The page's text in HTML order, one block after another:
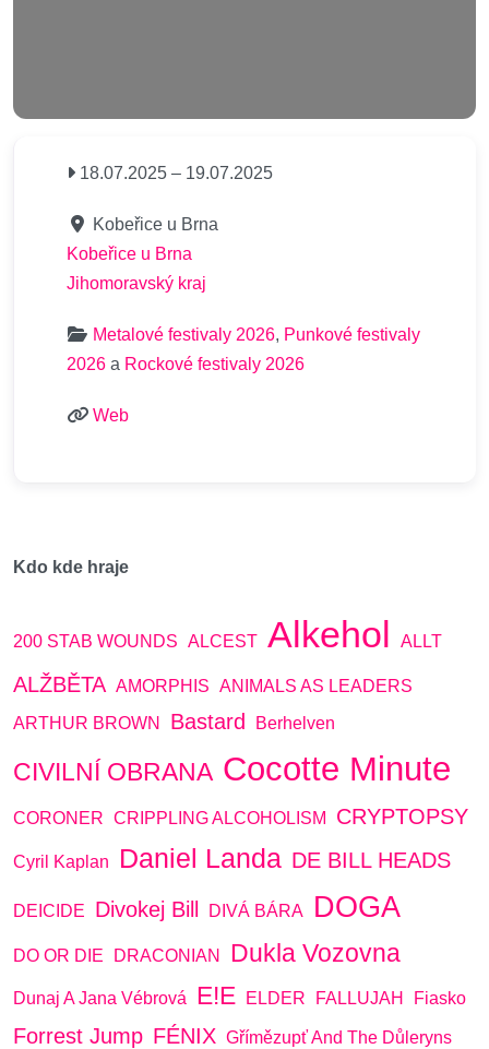
18.07.2025 – 19.07.2025
Kobeřice u Brna
Kobeřice u Brna
Jihomoravský kraj
Metalové festivaly 2026, Punkové festivaly
2026 a Rockové festivaly 2026
Web
Kdo kde hraje
200 STAB WOUNDS ALCEST Alkehol ALLT
ALŽBĚTA AMORPHIS ANIMALS AS LEADERS
ARTHUR BROWN
Bastard Berhelven
CIVILNÍ OBRANA Cocotte Minute
CORONER CRIPPLING ALCOHOLISM CRYPTOPSY
Cyril Kaplan Daniel Landa DE BILL HEADS
DEICIDE Divokej Bill DIVÁ BÁRA DOGA
DO OR DIE DRACONIAN Dukla Vozovna
Dunaj A Jana Vébrová E!E ELDER FALLUJAH Fiasko
Forrest Jump FÉNIX Gřímězupť And The Důleryns